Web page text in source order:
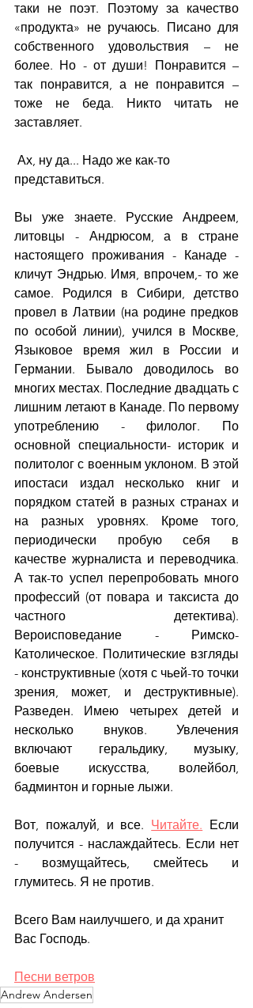
таки не поэт. Поэтому за качество
«продукта» не ручаюсь. Писано для
собственного удовольствия – не
более. Но - от души! Понравится –
так понравится, а не понравится –
тоже не беда. Никто читать не
заставляет.
представиться.
Вы уже знаете. Русские Андреем,
литовцы - Андрюсом, а в стране
настоящего проживания - Канаде -
кличут Эндрью. Имя, впрочем,- то же
самое. Родился в Сибири, детство
провел в Латвии (на родине предков
по особой линии), учился в Москве,
Языковое время жил в России и
Германии. Бывало доводилось во
многих местах. Последние двадцать с
лишним летают в Канаде. По первому
употреблению - филолог. По
основной специальности- историк и
политолог с военным уклоном. В этой
ипостаси издал несколько книг и
порядком статей в разных странах и
на разных уровнях. Кроме того,
периодически пробую себя в
качестве журналиста и переводчика.
А так-то успел перепробовать много
профессий (от повара и таксиста до
частного детектива).
Вероисповедание - Римско-
Католическое. Политические взгляды
- конструктивные (хотя с чьей-то точки
зрения, может, и деструктивные).
Разведен. Имею четырех детей и
несколько внуков. Увлечения
включают геральдику, музыку,
боевые искусства, волейбол,
бадминтон и горные лыжи.
Вот, пожалуй, и все. Читайте. Если
получится - наслаждайтесь. Если нет
- возмущайтесь, смейтесь и
глумитесь. Я не против.
Всего Вам наилучшего, и да хранит
Вас Господь.
Песни ветров
Andrew Andersen